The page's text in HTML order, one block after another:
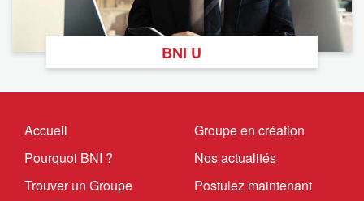
BNI U
Accueil
Pourquoi BNI ?
Trouver un Groupe
Groupe en création
Nos actualités
Postulez maintenant